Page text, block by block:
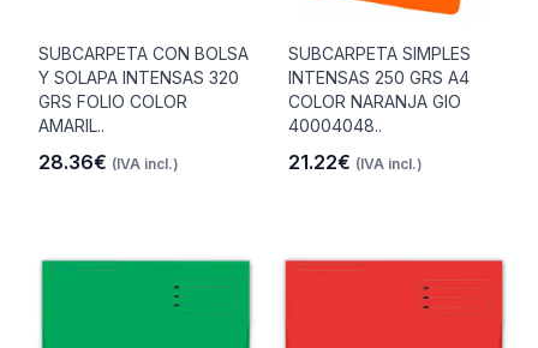
SUBCARPETA CON BOLSA
Y SOLAPA INTENSAS 320
GRS FOLIO COLOR
AMARIL..
28.36€ (IVA incl.)
SUBCARPETA SIMPLES
INTENSAS 250 GRS A4
COLOR NARANJA GIO
40004048..
21.22€ (IVA incl.)